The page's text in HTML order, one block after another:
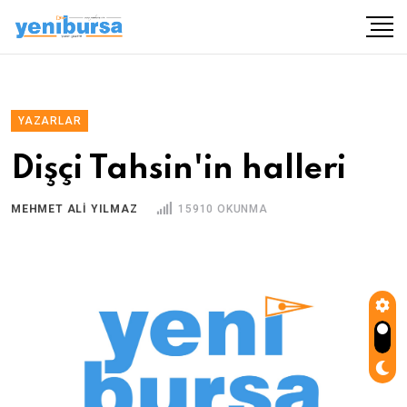
YAZARLAR
Dişçi Tahsin'in halleri
MEHMET ALI YILMAZ 15910 OKUNMA